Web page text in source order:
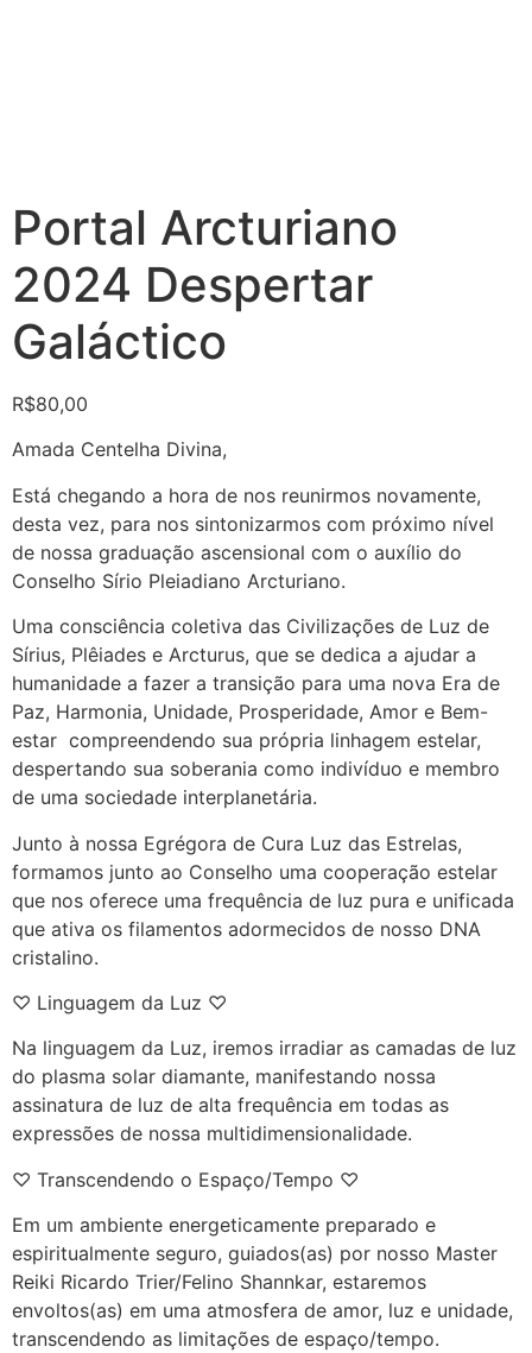
Portal Arcturiano
2024 Despertar
Galáctico
R$80,00
Amada Centelha Divina,
Está chegando a hora de nos reunirmos novamente,
desta vez, para nos sintonizarmos com próximo nível
de nossa graduação ascensional com o auxílio do
Conselho Sírio Pleiadiano Arcturiano.
Uma consciência coletiva das Civilizações de Luz de
Sírius, Plêiades e Arcturus, que se dedica a ajudar a
humanidade a fazer a transição para uma nova Era de
Paz, Harmonia, Unidade, Prosperidade, Amor e Bem-
estar compreendendo sua própria linhagem estelar,
despertando sua soberania como indivíduo e membro
de uma sociedade interplanetária.
Junto à nossa Egrégora de Cura Luz das Estrelas,
formamos junto ao Conselho uma cooperação estelar
que nos oferece uma frequência de luz pura e unificada
que ativa os filamentos adormecidos de nosso DNA
cristalino.
♡ Linguagem da Luz ♡
Na linguagem da Luz, iremos irradiar as camadas de luz
do plasma solar diamante, manifestando nossa
assinatura de luz de alta frequência em todas as
expressões de nossa multidimensionalidade.
♡ Transcendendo o Espaço/Tempo ♡
Em um ambiente energeticamente preparado e
espiritualmente seguro, guiados(as) por nosso Master
Reiki Ricardo Trier/Felino Shannkar, estaremos
envoltos(as) em uma atmosfera de amor, luz e unidade,
transcendendo as limitações de espaço/tempo.